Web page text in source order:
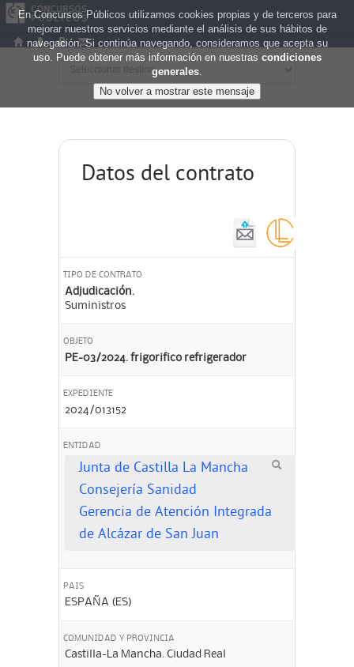
Datos del contrato
TIPO DE CONTRATO
Adjudicación.
Suministros
OBJETO
PE-03/2024. frigorifico refrigerador
EXPEDIENTE
2024/013152
ENTIDAD
Junta de Castilla La Mancha
Consejería Sanidad
Gerencia de Atención Integrada
de Alcázar de San Juan
PAIS
ESPAÑA (ES)
COMUNIDAD Y PROVINCIA
Castilla-La Mancha. Ciudad Real
En Concursos Públicos utilizamos cookies propias y de terceros para
mejorar nuestros servicios mediante el análisis de sus hábitos de
navegación. Si continúa navegando, consideramos que acepta su
uso. Puede obtener más información en nuestras condiciones
generales.